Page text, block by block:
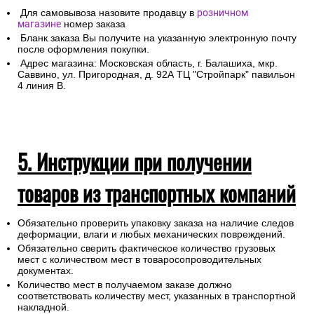
Для самовывоза назовите продавцу в розничном
магазине номер заказа
Бланк заказа Вы получите на указанную электронную почту
после оформления покупки.
Адрес магазина: Московская область, г. Балашиха, мкр.
Саввино, ул. Пригородная, д. 92А ТЦ "Стройпарк" павильон
4 линия В.
5. Инструкции при получении
товаров из транспортных компаний
Обязательно проверить упаковку заказа на наличие следов
деформации, влаги и любых механических повреждений.
Обязательно сверить фактическое количество грузовых
мест с количеством мест в товаросопроводительных
документах.
Количество мест в получаемом заказе должно
соответствовать количеству мест, указанных в транспортной
накладной.